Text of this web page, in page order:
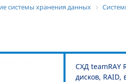
системы хранения данных
СХД teamRAY
дисков,